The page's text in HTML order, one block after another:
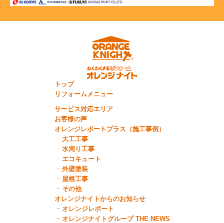
トップ
リフォームメニュー
サービス対応エリア
お客様の声
オレンジレポートプラス（施工事例）
大工工事
水周り工事
エコキュート
外壁塗装
屋根工事
その他
オレンジナイトからのお知らせ
オレンジレポート
オレンジナイトグループ THE NEWS